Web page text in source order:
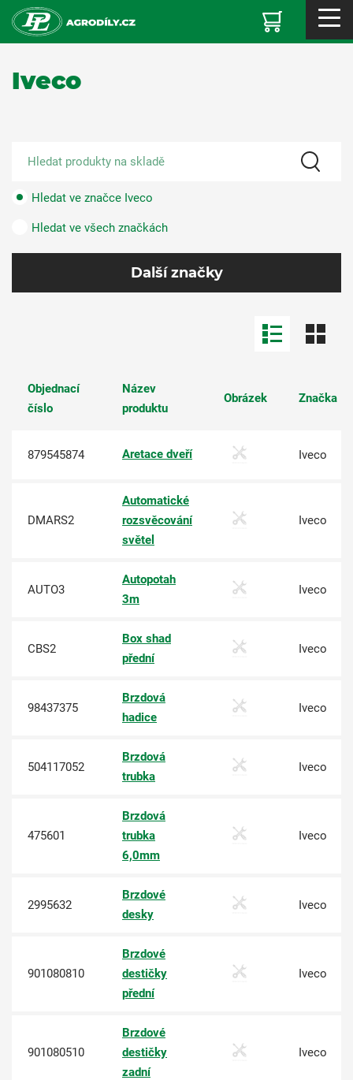
Iveco
Hledat ve značce Iveco
Hledat ve všech značkách
Další značky
Objednací
číslo
Název
produktu
Obrázek Značka
879545874 Aretace dveří Iveco
DMARS2
Automatické
rozsvěcování
světel
Iveco
AUTO3
Autopotah
3m
Iveco
CBS2
Box shad
přední
Iveco
98437375
Brzdová
hadice
Iveco
504117052
Brzdová
trubka
Iveco
475601
Brzdová
trubka
6,0mm
Iveco
2995632
Brzdové
desky
Iveco
901080810
Brzdové
destičky
přední
Iveco
901080510
Brzdové
destičky
zadní
Iveco